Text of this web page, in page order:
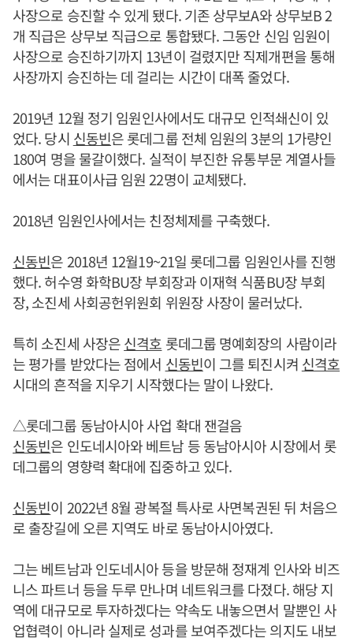
사장으로 승진할 수 있게 됐다. 기존 상무보A와 상무보B 2
개 직급은 상무보 직급으로 통합됐다. 그동안 신임 임원이
사장으로 승진하기까지 13년이 걸렸지만 직제개편을 통해
사장까지 승진하는 데 걸리는 시간이 대폭 줄었다.
2019년 12월 정기 임원인사에서도 대규모 인적쇄신이 있
었다. 당시 신동빈은 롯데그룹 전체 임원의 3분의 1가량인
180여 명을 물갈이했다. 실적이 부진한 유통부문 계열사들
에서는 대표이사급 임원 22명이 교체됐다.
2018년 임원인사에서는 친정체제를 구축했다.
신동빈은 2018년 12월19~21일 롯데그룹 임원인사를 진행
했다. 허수영 화학BU장 부회장과 이재혁 식품BU장 부회
장, 소진세 사회공헌위원회 위원장 사장이 물러났다.
특히 소진세 사장은신격호롯데그룹 명예회장의 사람이라
는 평가를 받았다는 점에서 신동빈이 그를 퇴진시켜 신격호
시대의 흔적을 지우기 시작했다는 말이 나왔다.
△롯데그룹 동남아시아 사업 확대 잰걸음
신동빈은 인도네시아와 베트남 등 동남아시아 시장에서 롯
데그룹의 영향력 확대에 집중하고 있다.
신동빈이 2022년 8월 광복절 특사로 사면복권된 뒤 처음으
로 출장길에 오른 지역도 바로 동남아시아였다.
그는 베트남과 인도네시아 등을 방문해 정재계 인사와 비즈
니스 파트너 등을 두루 만나며 네트워크를 다졌다. 해당 지
역에 대규모로 투자하겠다는 약속도 내놓으면서 말뿐인 사
업협력이 아니라 실제로 성과를 보여주겠다는 의지도 내보